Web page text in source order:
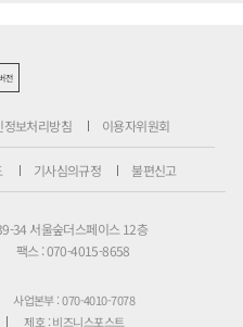
전
정보처리방침 이용자위원회
기사심의규정 불편신고
34 서울숲더스페이스 12층
팩스 : 070-4015-8658
사업본부 : 070-4010-7078
제호 : 비즈니스포스트